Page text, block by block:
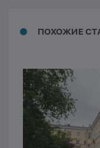
ПОХОЖИЕ